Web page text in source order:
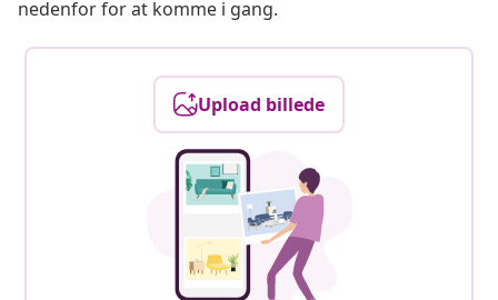
nedenfor for at komme i gang.
Upload billede